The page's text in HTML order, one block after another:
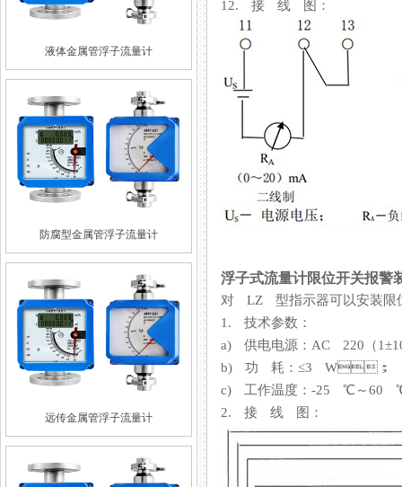
液体金属管浮子流量计
防腐型金属管浮子流量计
远传金属管浮子流量计
12. 接 线 图：
浮子式流量计限位开关报警
对 LZ 型指示器可以安装限
1. 技术参数：
a) 供电电源：AC 220（
b) 功 耗：≤3 W；
c) 工作温度：-25 ℃～60
2. 接 线 图：